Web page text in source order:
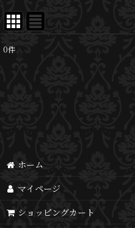
表示数
0件
ホーム
マイページ
ショッピングカート